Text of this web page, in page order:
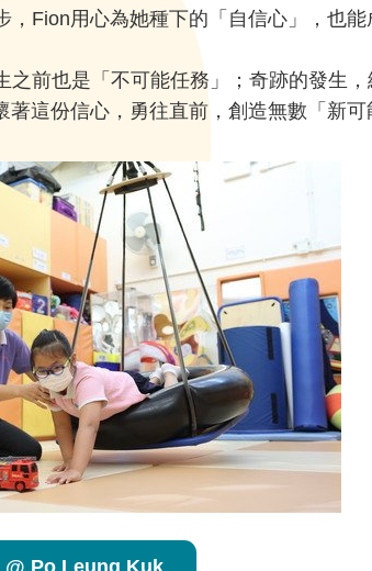
，Fion用心為她種下的「自信心」，也
之前也是「不可能任務」；奇跡的發生
著這份信心，勇往直前，創造無數「新可
Po Leung Kuk